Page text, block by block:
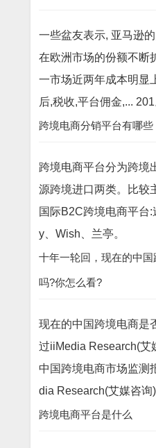
一些盆友表示, 亚马逊
在欧洲市场的份额不断
一市场近两年成本明显
后,税收,平台佣金,... 201
跨境电商分销平台有哪
跨境电商平台分为跨境
源跨境进口两类。比较
国际B2C跨境电商平台
y、Wish、兰亭。
十年一轮回，现在的中
吗?你怎么看?
现在的中国跨境电商是
过iiMedia Research(艾
中国跨境电商市场监测
dia Research(艾媒咨询)
跨境电商平台是什么